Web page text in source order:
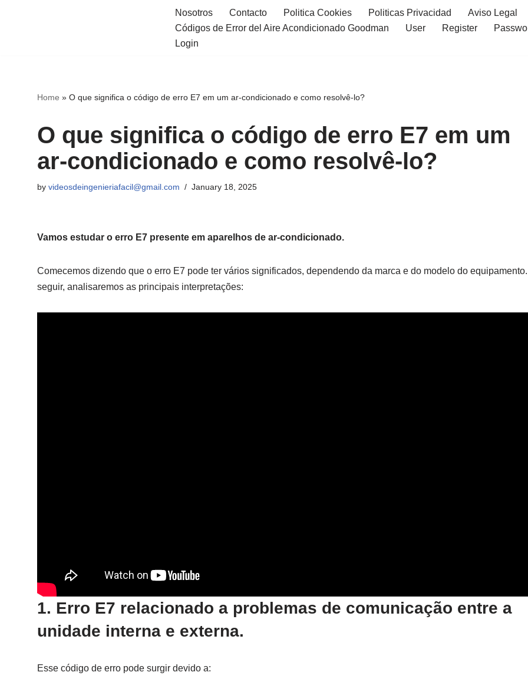
Nosotros Contacto Politica Cookies Politicas Privacidad
Aviso Legal
Códigos de Error del Aire Acondicionado Goodman
User Register
Login
Home » O que significa o código de erro E7 em um ar-condicionado e como resolvê-lo?
O que significa o código de erro E7 em um
ar-condicionado e como resolvê-lo?
by videosdeingenieriafacil@gmail.com January 18, 2025
Vamos estudar o erro E7 presente em aparelhos de ar-condicionado.
Comecemos dizendo que o erro E7 pode ter vários significados, dependendo da marca e do modelo do equipamento.
seguir, analisaremos as principais interpretações:
1. Erro E7 relacionado a problemas de comunicação entre a
unidade interna e externa.
Esse código de erro pode surgir devido a: